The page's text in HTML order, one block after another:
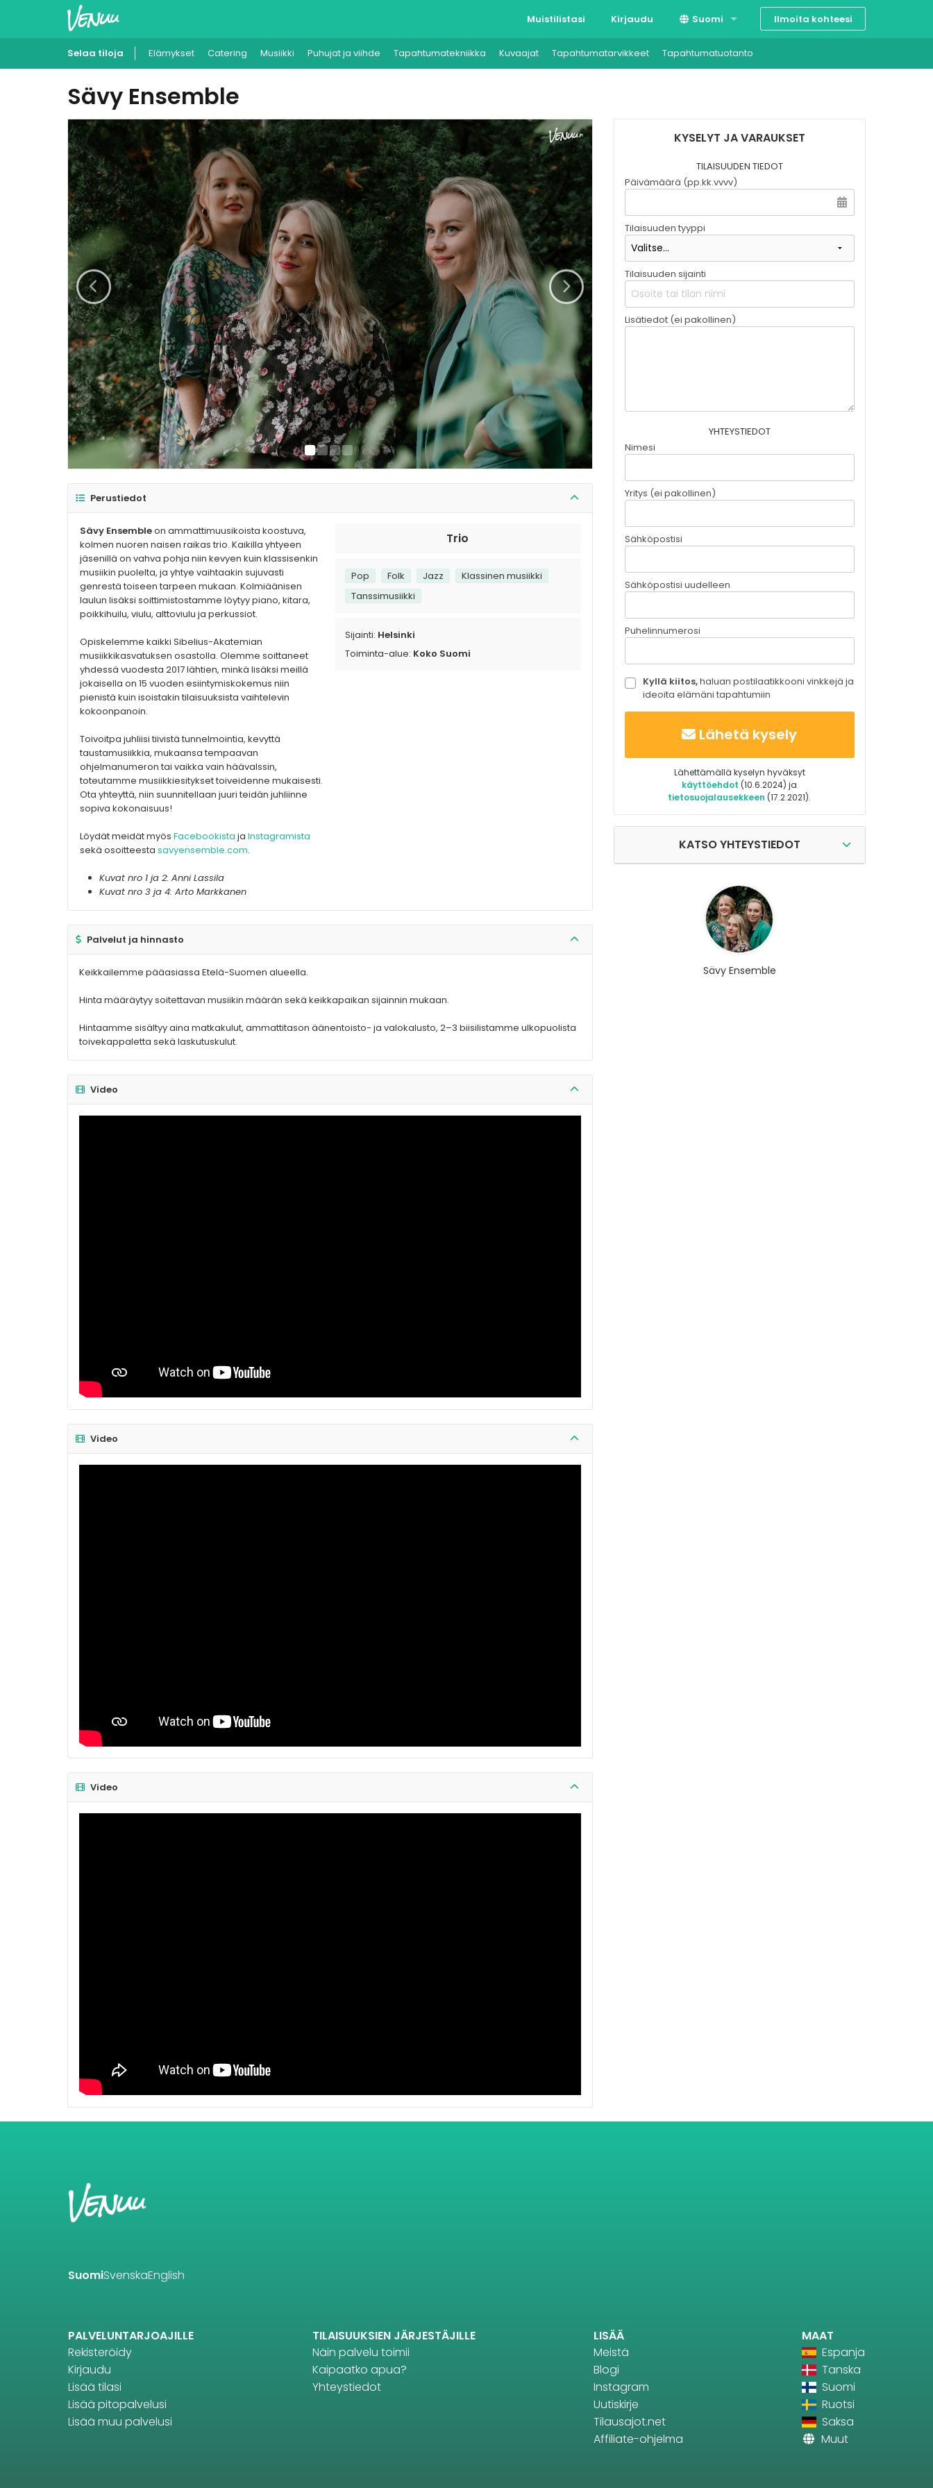
Muistilistasi Kirjaudu Suomi
Svenska
Ilmoita kohteesi
Selaa tiloja Elämykset Catering Musiikki Puhujat ja viihde Tapahtumatekniikka Kuvaajat Tapahtumatarvikkeet Tapahtumatuotanto
Sävy Ensemble
Perustiedot
Sävy Ensembleon ammattimuusikoista koostuva,
kolmen nuoren naisen raikas trio. Kaikilla yhtyeen
jäsenillä on vahva pohja niin kevyen kuin klassisenkin
musiikin puolelta, ja yhtye vaihtaakin sujuvasti
genrestä toiseen tarpeen mukaan. Kolmiäänisen
laulun lisäksi soittimistostamme löytyy piano, kitara,
poikkihuilu, viulu, alttoviulu ja perkussiot.
Opiskelemme kaikki Sibelius-Akatemian
musiikkikasvatuksen osastolla. Olemme soittaneet
yhdessä vuodesta 2017 lähtien, minkä lisäksi meillä
jokaisella on 15 vuoden esiintymiskokemus niin
pienistä kuin isoistakin tilaisuuksista vaihtelevin
kokoonpanoin.
Toivoitpa juhliisi tiivistä tunnelmointia, kevyttä
taustamusiikkia, mukaansa tempaavan
ohjelmanumeron tai vaikka vain häävalssin,
toteutamme musiikkiesitykset toiveidenne mukaisesti.
Ota yhteyttä, niin suunnitellaan juuri teidän juhliinne
sopiva kokonaisuus!
Löydät meidät myös Facebookista ja Instagramista
sekä osoitteesta savyensemble.com.
Kuvat nro 1 ja 2: Anni Lassila
Kuvat nro 3 ja 4: Arto Markkanen
Trio
Pop Folk Jazz
Klassinen musiikki
Tanssimusiikki
Sijainti: Helsinki
Toiminta-alue: Koko Suomi
Palvelut ja hinnasto
Keikkailemme pääasiassa Etelä-Suomen alueella.
Hinta määräytyy soitettavan musiikin määrän sekä keikkapaikan sijainnin mukaan.
Hintaamme sisältyy aina matkakulut, ammattitason äänentoisto- ja valokalusto, 2–3 biisilistamme ulkopuolista
toivekappaletta sekä laskutuskulut.
Video
Video
Video
KYSELYT JA VARAUKSET
TILAISUUDEN TIEDOT
Päivämäärä (pp.kk.vvvv)
Tilaisuuden tyyppi
Tilaisuuden sijainti
Lisätiedot (ei pakollinen)
YHTEYSTIEDOT
Nimesi
Yritys (ei pakollinen)
Sähköpostisi
Sähköpostisi uudelleen
Puhelinnumerosi
Kyllä kiitos,haluan postilaatikkooni vinkkejä ja
ideoita elämäni tapahtumiin
Lähetä kysely
Lähettämällä kyselyn hyväksyt
käyttöehdot (10.6.2024) ja
tietosuojalausekkeen (17.2.2021).
KATSO YHTEYSTIEDOT
Sävy Ensemble
SuomiSvenskaEnglish
PALVELUNTARJOAJILLE
Rekisteröidy
Kirjaudu
Lisää tilasi
Lisää pitopalvelusi
Lisää muu palvelusi
TILAISUUKSIEN JÄRJESTÄJILLE
Näin palvelu toimii
Kaipaatko apua?
Yhteystiedot
LISÄÄ
Meistä
Blogi
Instagram
Uutiskirje
Tilausajot.net
Affiliate-ohjelma
MAAT
Espanja
Tanska
Suomi
Ruotsi
Saksa
Muut